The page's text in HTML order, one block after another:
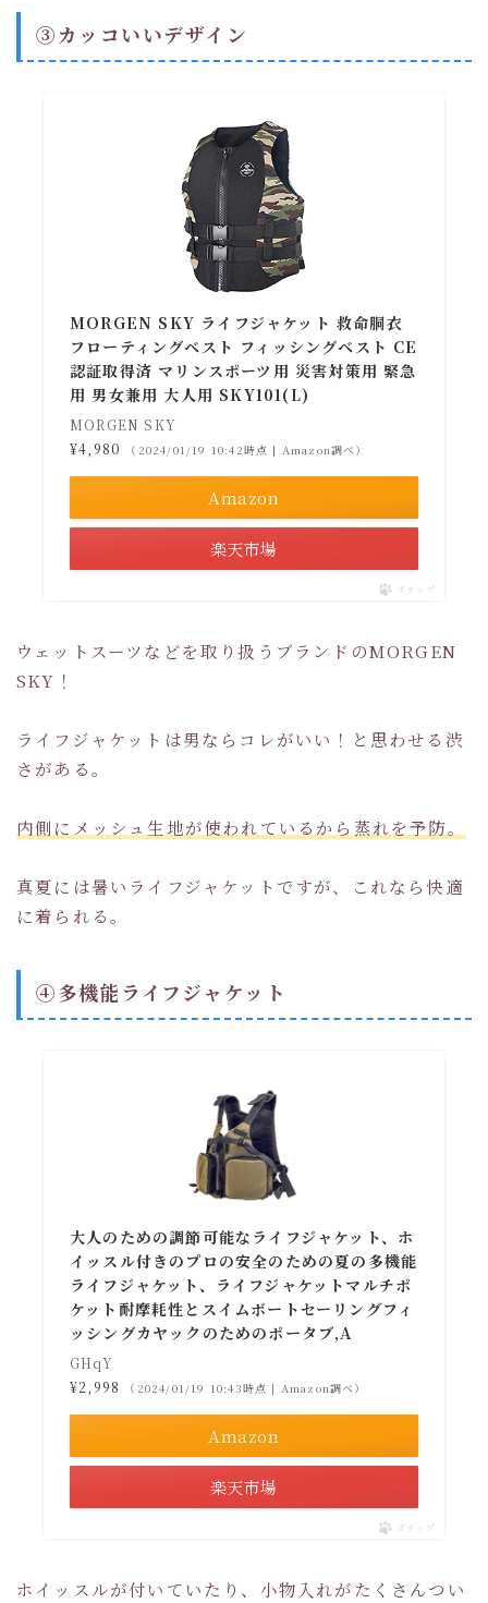
③カッコいいデザイン
MORGEN SKY ライフジャケット 救命胴衣
フローティングベスト フィッシングベスト CE
認証取得済 マリンスポーツ用 災害対策用 緊急
用 男女兼用 大人用 SKY101(L)
MORGEN SKY
¥4,980
（2024/01/19 10:42時点 | Amazon調べ）
Amazon
楽天市場
ポチップ
ウェットスーツなどを取り扱うブランドのMORGEN
SKY！
ライフジャケットは男ならコレがいい！と思わせる渋
さがある。
内側にメッシュ生地が使われているから蒸れを予防。
真夏には暑いライフジャケットですが、これなら快適
に着られる。
④多機能ライフジャケット
大人のための調節可能なライフジャケット、ホ
イッスル付きのプロの安全のための夏の多機能
ライフジャケット、ライフジャケットマルチポ
ケット耐摩耗性とスイムボートセーリングフィ
ッシングカヤックのためのポータブ,A
GHqY
¥2,998
（2024/01/19 10:43時点 | Amazon調べ）
Amazon
楽天市場
ポチップ
ホイッスルが付いていたり、小物入れがたくさんつい